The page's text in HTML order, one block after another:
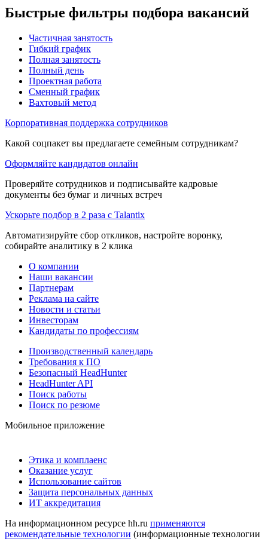
Быстрые фильтры подбора вакансий
Частичная занятость
Гибкий график
Полная занятость
Полный день
Проектная работа
Сменный график
Вахтовый метод
Корпоративная поддержка сотрудников
Какой соцпакет вы предлагаете семейным сотрудникам?
Оформляйте кандидатов онлайн
Проверяйте сотрудников и подписывайте кадровые
документы без бумаг и личных встреч
Ускорьте подбор в 2 раза с Talantix
Автоматизируйте сбор откликов, настройте воронку,
собирайте аналитику в 2 клика
О компании
Наши вакансии
Партнерам
Реклама на сайте
Новости и статьи
Инвесторам
Кандидаты по профессиям
Производственный календарь
Требования к ПО
Безопасный HeadHunter
HeadHunter API
Поиск работы
Поиск по резюме
Мобильное приложение
Этика и комплаенс
Оказание услуг
Использование сайтов
Защита персональных данных
ИТ аккредитация
На информационном ресурсе hh.ru применяются
рекомендательные технологии (информационные технологии